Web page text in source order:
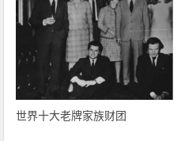
世界十大老牌家族财团